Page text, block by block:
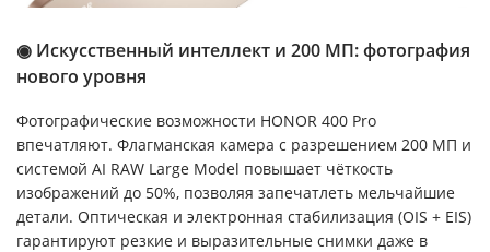
◉ Искусственный интеллект и 200 МП: фотография
нового уровня
Фотографические возможности HONOR 400 Pro
впечатляют. Флагманская камера с разрешением 200 МП и
системой AI RAW Large Model повышает чёткость
изображений до 50%, позволяя запечатлеть мельчайшие
детали. Оптическая и электронная стабилизация (OIS + EIS)
гарантируют резкие и выразительные снимки даже в